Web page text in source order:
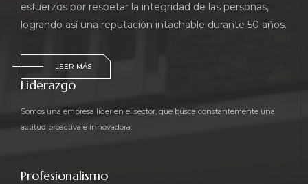
esfuerzos por respetar la integridad de las personas,
logrando así una reputación intachable durante 50 años.
LEER MÁS
Liderazgo
Somos una empresa líder en el sector, que busca constantemente una
actitud proactiva e innovadora.
Profesionalismo